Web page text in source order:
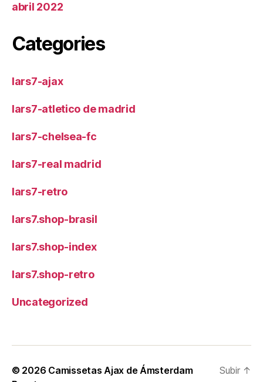
abril 2022
Categories
lars7-ajax
lars7-atletico de madrid
lars7-chelsea-fc
lars7-real madrid
lars7-retro
lars7.shop-brasil
lars7.shop-index
lars7.shop-retro
Uncategorized
© 2026 Camissetas Ajax de Ámsterdam
Subir ↑